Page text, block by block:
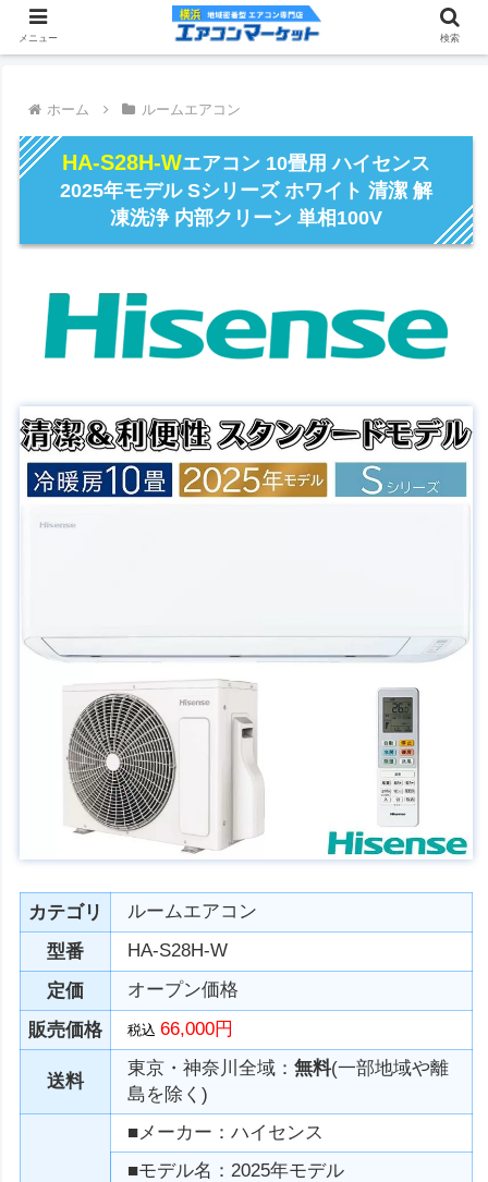
ホーム ルームエアコン
HA-S28H-Wエアコン 10畳用 ハイセンス
2025年モデル Sシリーズ ホワイト 清潔 解
凍洗浄 内部クリーン 単相100V
カテゴリ
ルームエアコン
型番
HA-S28H-W
定価
オープン価格
販売価格
税込66,000円
送料
東京・神奈川全域：無料(一部地域や離
島を除く)
■メーカー：ハイセンス
■モデル名：2025年モデル
メニュー 検索